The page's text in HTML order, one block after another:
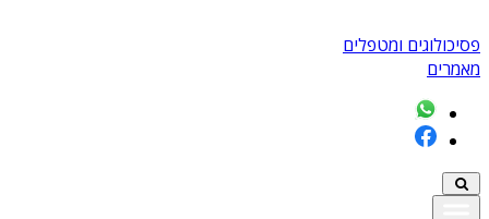
פסיכולוגים ומטפלים
מאמרים